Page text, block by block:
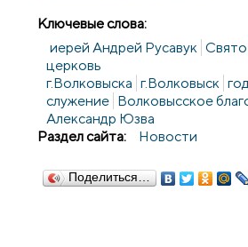
Ключевые слова:
иерей Андрей Русавук
церковь
г.Волковыска г.Волковыск
служение Волковысское
Александр Юзва
Раздел сайта:
Новости
Поделиться…